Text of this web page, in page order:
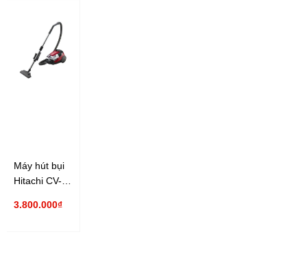
Máy hút bụi
Hitachi CV-
2200W
3.800.000₫